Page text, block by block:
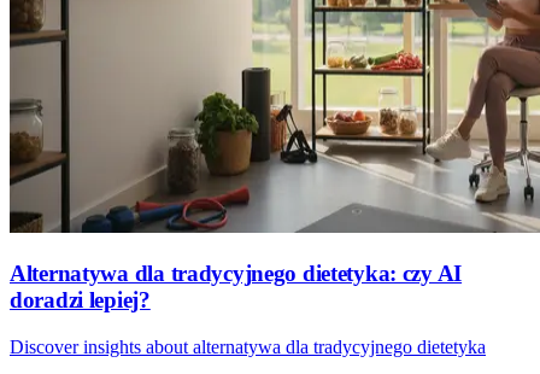
Alternatywa dla tradycyjnego dietetyka: czy AI
doradzi lepiej?
Discover insights about alternatywa dla tradycyjnego dietetyka